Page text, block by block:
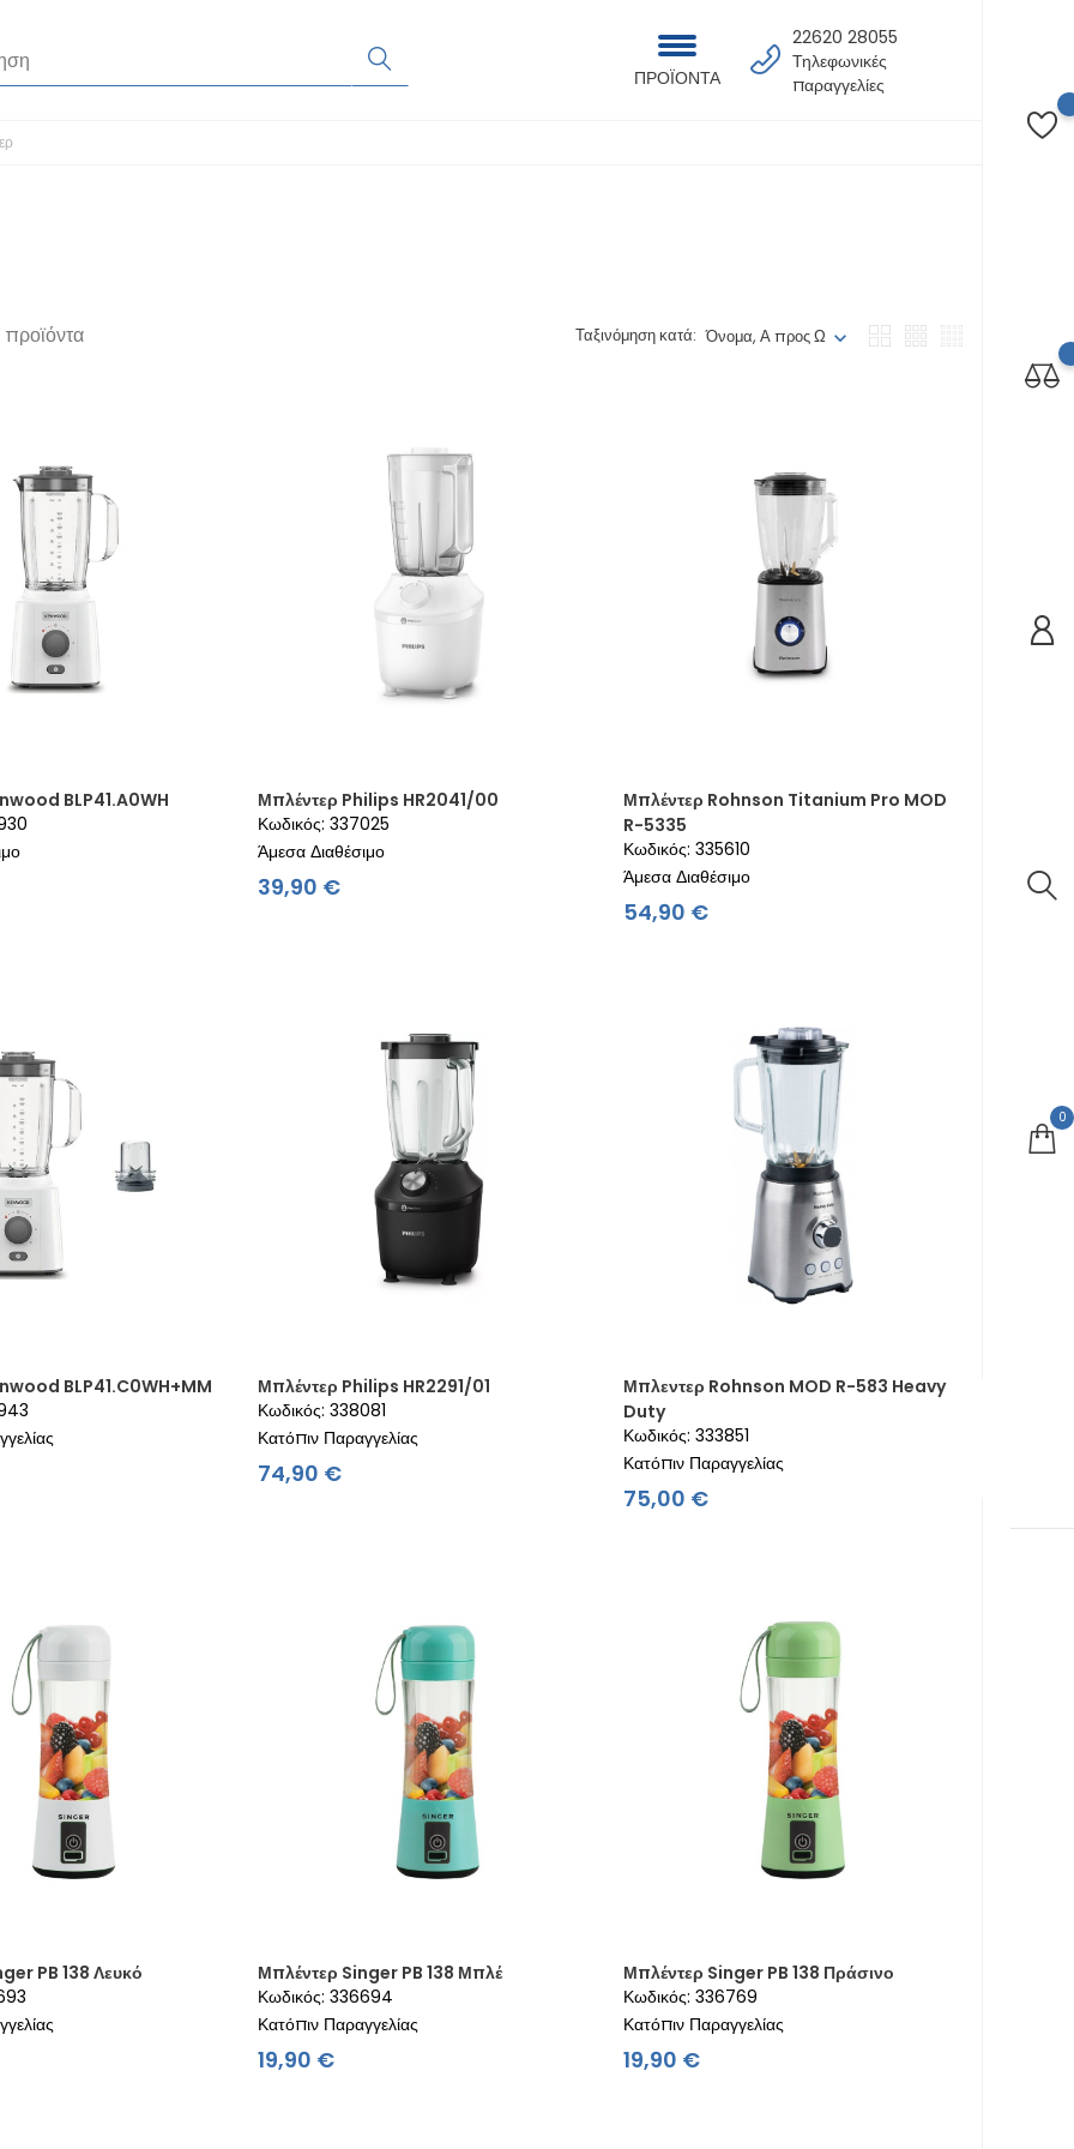
0
ΠΡΟΪΟΝΤΑ
22620 28055
Τηλεφωνικές
παραγγελίες
Ταξινόμηση κατά: Όνομα, Α προς Ω
BLP41.A0WH
Μπλέντερ Philips HR2041/00
Κωδικός: 337025
Άμεσα Διαθέσιμο
39,90 €Τιμή
Μπλέντερ Rohnson Titanium Pro MOD
R-5335
Κωδικός: 335610
Άμεσα Διαθέσιμο
54,90 €Τιμή
BLP41.C0WH+MM
Μπλέντερ Philips HR2291/01
Κωδικός: 338081
Κατόπιν Παραγγελίας
74,90 €Τιμή
Μπλεντερ Rohnson MOD R-583 Heavy
Duty
Κωδικός: 333851
Κατόπιν Παραγγελίας
75,00 €Τιμή
PB 138 Λευκό
Μπλέντερ Singer PB 138 Μπλέ
Κωδικός: 336694
Κατόπιν Παραγγελίας
19,90 €Τιμή
Μπλέντερ Singer PB 138 Πράσινο
Κωδικός: 336769
Κατόπιν Παραγγελίας
19,90 €Τιμή